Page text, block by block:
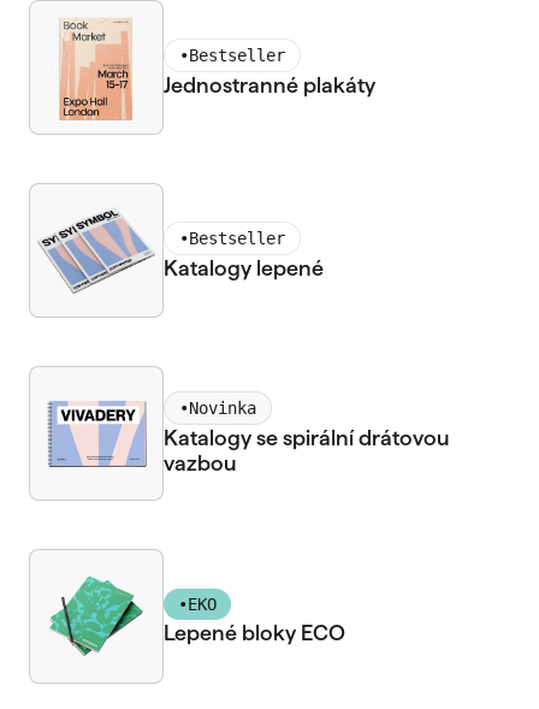
•Bestseller
Jednostranné plakáty
•Bestseller
Katalogy lepené
•Novinka
Katalogy se spirální drátovou
vazbou
•EKO
Lepené bloky ECO